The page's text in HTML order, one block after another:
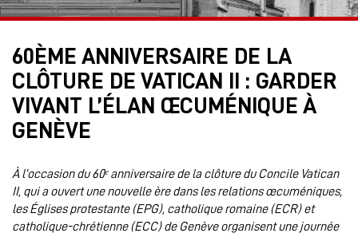
60ÈME ANNIVERSAIRE DE LA
CLÔTURE DE VATICAN II : GARDER
VIVANT L’ÉLAN ŒCUMÉNIQUE À
GENÈVE
À l’occasion du 60ᵉ anniversaire de la clôture du Concile Vatican
II, qui a ouvert une nouvelle ère dans les relations œcuméniques,
les Églises protestante (EPG), catholique romaine (ECR) et
catholique-chrétienne (ECC) de Genève organisent une journée